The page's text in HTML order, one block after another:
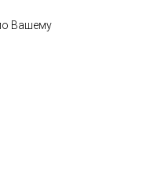
Вашему